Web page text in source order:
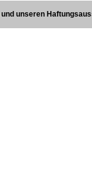
und unseren